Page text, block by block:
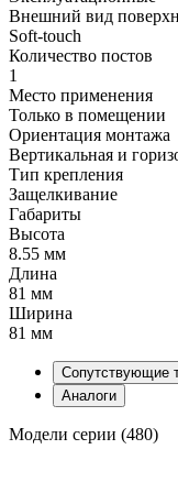
Внешний вид
Soft-touch
Количество постов
1
Место применения
Только в помещении
Ориентация монтажа
Вертикальная и
Тип крепления
Защелкивание
Габариты
Высота
8.55 мм
Длина
81 мм
Ширина
81 мм
Сопутствующие
Аналоги
Модели серии (480)